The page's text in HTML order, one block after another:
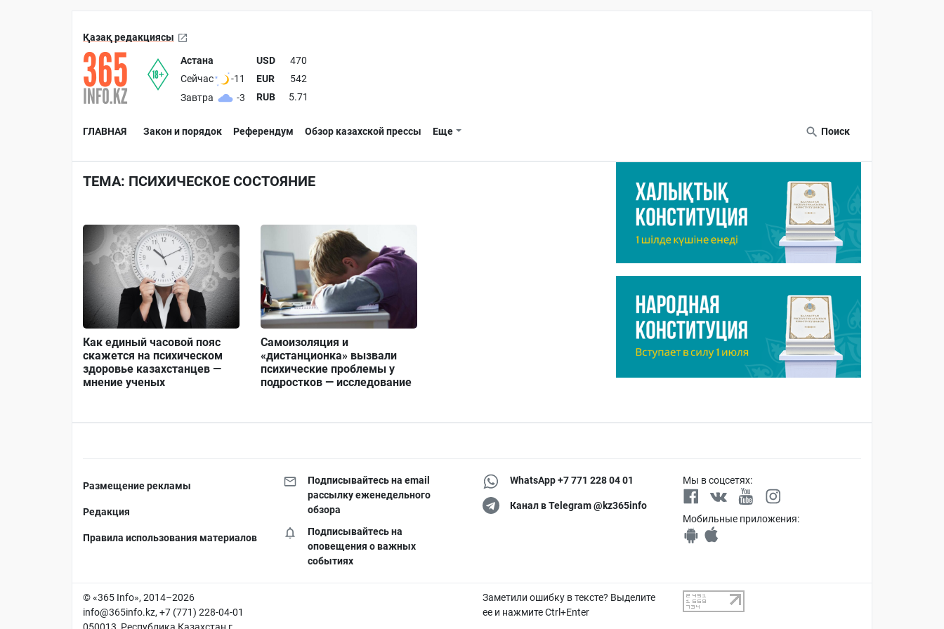
Қазақ редакциясы
Астана
Сейчас
-11
Завтра
-3
USD
470
EUR
542
RUB
5.71
ГЛАВНАЯ Закон и порядок Референдум Обзор казахской прессы Еще Поиск
ТЕМА: ПСИХИЧЕСКОЕ СОСТОЯНИЕ
Как единый часовой пояс
скажется на психическом
здоровье казахстанцев —
мнение ученых
Самоизоляция и
«дистанционка» вызвали
психические проблемы у
подростков — исследование
Размещение рекламы
Редакция
Правила использования материалов
Подписывайтесь на email
рассылку еженедельного
обзора
Подписывайтесь на
оповещения о важных
событиях
WhatsApp +7 771 228 04 01
Канал в Telegram @kz365info
Мы в соцсетях:
Мобильные приложения:
© «365 Info», 2014–2026
info@365info.kz, +7 (771) 228-04-01
Заметили ошибку в тексте? Выделите
ее и нажмите Ctrl+Enter